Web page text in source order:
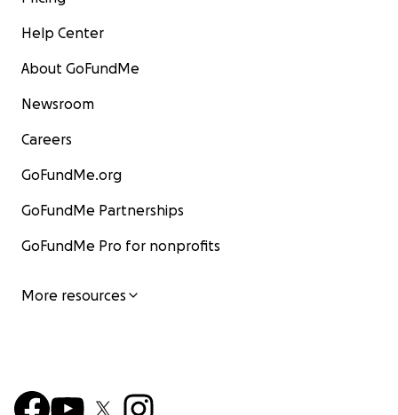
Help Center
About GoFundMe
Newsroom
Careers
GoFundMe.org
GoFundMe Partnerships
GoFundMe Pro for nonprofits
More resources